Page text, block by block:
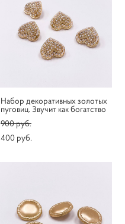
Набор декоративных золотых
пуговиц. Звучит как богатство
900 pуб.
400 pуб.